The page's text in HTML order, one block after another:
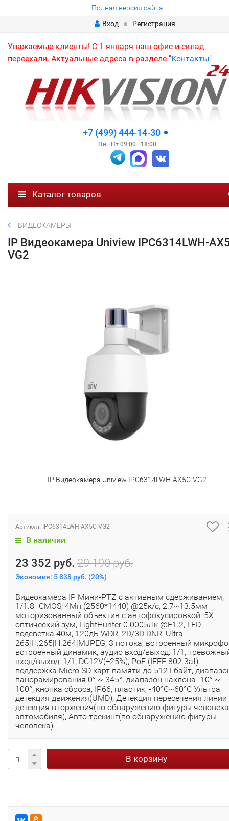
Полная версия сайта
Вход
Регистрация
Уважаемые клиенты! С 1 января наш офис и склад
переехали. Актуальные адреса в разделе "Контакты"
+7 (499) 444-14-30
Пн—Пт 09:00—18:00
Каталог товаров
ВИДЕОКАМЕРЫ
IP Видеокамера Uniview IPC6314LWH-
VG2
IP Видеокамера Uniview IPC6314LWH-AX5C-VG2
Артикул: IPC6314LWH-AX5C-VG2
В наличии
23 352 руб. 29 190 руб.
Экономия: 5 838 руб. (20%)
Видеокамера IP Мини-PTZ с активным сдерживанием,
1/1.8'' CMOS, 4Мп (2560*1440) @25к/с, 2.7~13.5мм
моторизованный объектив с автофокусировкой, 5X
оптический зум, LightHunter 0.0005Лк @F1.2, LED-
подсветка 40м, 120дБ WDR, 2D/3D DNR, Ultra
265|H.265|H.264|MJPEG, 3 потока, встроенный
встроенный динамик, аудио вход/выход: 1/1,
вход/выход: 1/1, DC12V(±25%), PoE (IEEE 802.3af),
поддержка Micro SD карт памяти до 512 Гбайт,
панорамирования 0° ~ 345°, диапазон наклона -10° ~
100°, кнопка сброса, IP66, пластик, -40°C~60°C Ультра
детекция движения(UMD), Детекция пересечения линии
детекция вторжения(по обнаружению фигуры
автомобиля), Авто трекинг(по обнаружению фигуры
человека)
В корзину